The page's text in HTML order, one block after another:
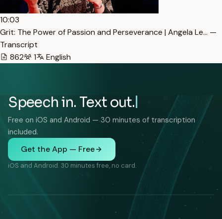
10:03
Grit: The Power of Passion and Perseverance | Angela Le… —
Transcript
862
1 English
Speech in. Text out.
Free on iOS and Android — 30 minutes of transcription
included.
Get the App — Free
iOS and Android. 30 minutes free, no card.